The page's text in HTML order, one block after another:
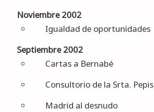
Noviembre 2002
Igualdad de oportunidades
Septiembre 2002
Cartas a Bernabé
Consultorio de la Srta. Pepis
Madrid al desnudo